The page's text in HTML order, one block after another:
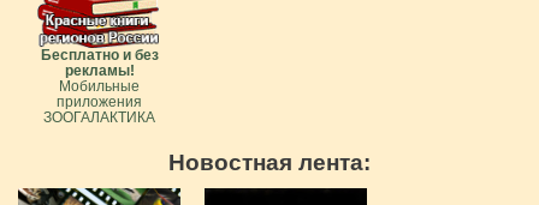
Бесплатно и без
рекламы!
Мобильные
приложения
ЗООГАЛАКТИКА
Новостная лента: